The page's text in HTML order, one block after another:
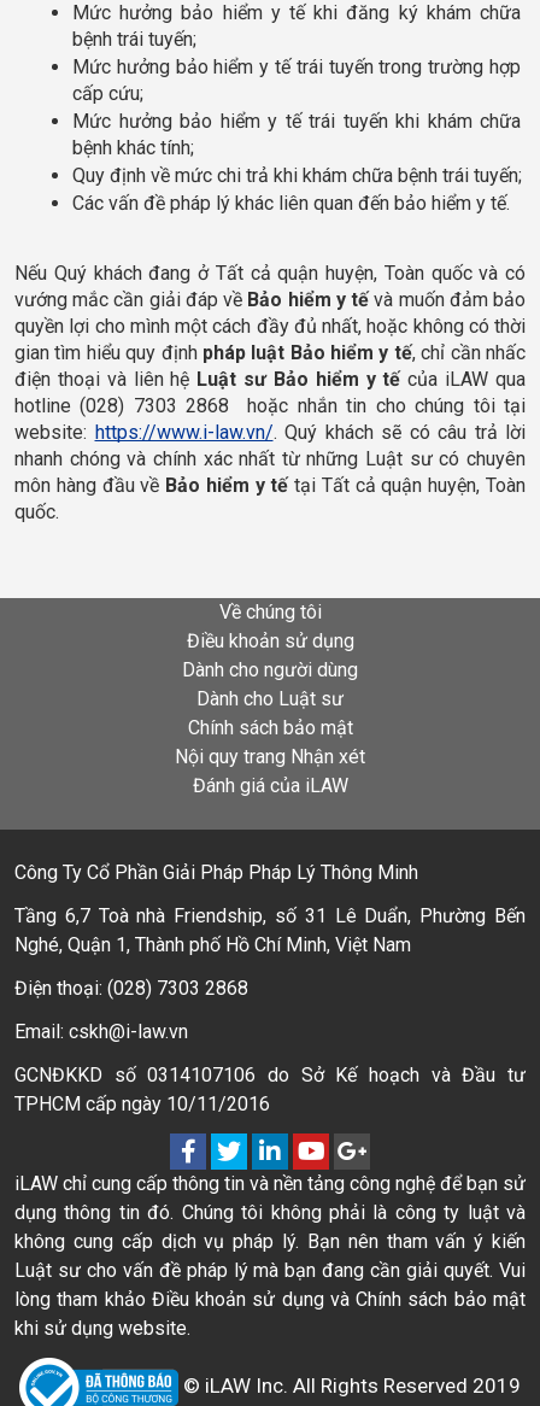
Mức hưởng bảo hiểm y tế khi đăng ký khám chữa
bệnh trái tuyến;
Mức hưởng bảo hiểm y tế trái tuyến trong trường hợp
cấp cứu;
Mức hưởng bảo hiểm y tế trái tuyến khi khám chữa
bệnh khác tính;
Quy định về mức chi trả khi khám chữa bệnh trái tuyến;
Các vấn đề pháp lý khác liên quan đến bảo hiểm y tế.
Nếu Quý khách đang ở Tất cả quận huyện, Toàn quốc và có
vướng mắc cần giải đáp về Bảo hiểm y tế và muốn đảm bảo
quyền lợi cho mình một cách đầy đủ nhất, hoặc không có thời
gian tìm hiểu quy định pháp luật Bảo hiểm y tế, chỉ cần nhấc
điện thoại và liên hệ Luật sư Bảo hiểm y tế của iLAW qua
hotline (028) 7303 2868  hoặc nhắn tin cho chúng tôi tại
website: https://www.i-law.vn/. Quý khách sẽ có câu trả lời
nhanh chóng và chính xác nhất từ những Luật sư có chuyên
môn hàng đầu về Bảo hiểm y tế tại Tất cả quận huyện, Toàn
quốc.
Về chúng tôi
Điều khoản sử dụng
Dành cho người dùng
Dành cho Luật sư
Chính sách bảo mật
Nội quy trang Nhận xét
Đánh giá của iLAW
Công Ty Cổ Phần Giải Pháp Pháp Lý Thông Minh
Tầng 6,7 Toà nhà Friendship, số 31 Lê Duẩn, Phường Bến
Nghé, Quận 1, Thành phố Hồ Chí Minh, Việt Nam
Điện thoại: (028) 7303 2868
Email: cskh@i-law.vn
GCNĐKKD số 0314107106 do Sở Kế hoạch và Đầu tư
TPHCM cấp ngày 10/11/2016
iLAW chỉ cung cấp thông tin và nền tảng công nghệ để bạn sử
dụng thông tin đó. Chúng tôi không phải là công ty luật và
không cung cấp dịch vụ pháp lý. Bạn nên tham vấn ý kiến
Luật sư cho vấn đề pháp lý mà bạn đang cần giải quyết. Vui
lòng tham khảo Điều khoản sử dụng và Chính sách bảo mật
khi sử dụng website.
© iLAW Inc. All Rights Reserved 2019